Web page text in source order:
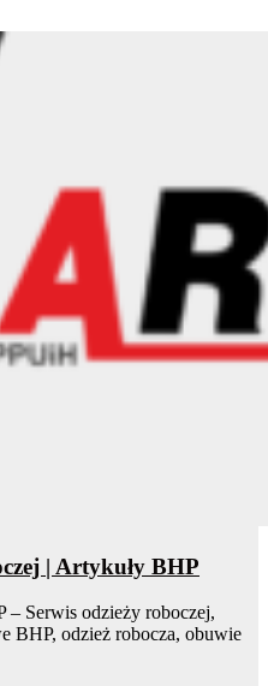
| Artykuły BHP
– Serwis odzieży roboczej,
BHP, odzież robocza, obuwie